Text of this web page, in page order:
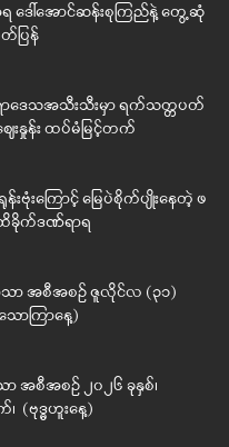
ဒေါ်အောင်ဆန်းစုကြည်နဲ့ တွေ့ဆုံ
ပြန်
ဒေသအသီးသီးမှာ ရက်သတ္တပတ်
နှုန်း ထပ်မံမြင့်တက်
ဗုံးကြောင့် မြေပဲစိုက်ပျိုးနေတဲ့ ဖ
ခိုက်ဒဏ်ရာရ
သာ အစီအစဉ် ဇူလိုင်လ (၃၁)
ောကြာနေ့)
ာ အစီအစဉ် ၂၀၂၆ ခုနှစ်၊
(ဗုဒ္ဓဟူးနေ့)